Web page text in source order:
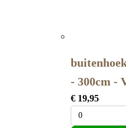
- 300cm -
€ 19,95